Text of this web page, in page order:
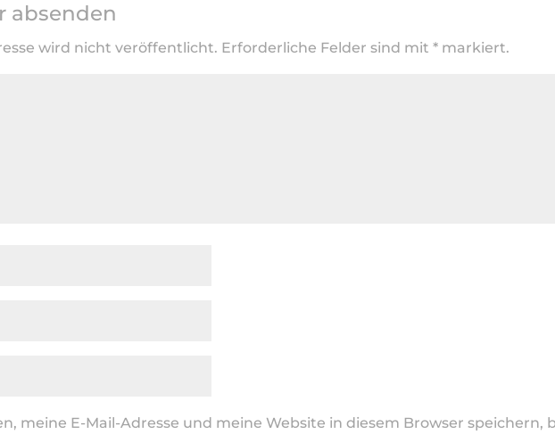
absenden
wird nicht veröffentlicht. Erforderliche Felder sind mit * markiert.
meine E-Mail-Adresse und meine Website in diesem Browser speichern,